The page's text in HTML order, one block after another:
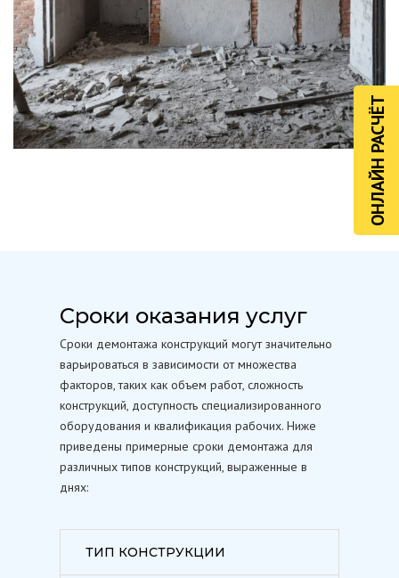
ОНЛАЙН РАСЧЁТ
Сроки оказания услуг
Сроки демонтажа конструкций могут значительно
варьироваться в зависимости от множества
факторов, таких как объем работ, сложность
конструкций, доступность специализированного
оборудования и квалификация рабочих. Ниже
приведены примерные сроки демонтажа для
различных типов конструкций, выраженные в
днях:
ТИП КОНСТРУКЦИИ